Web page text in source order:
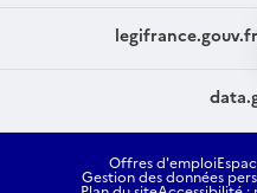
legifrance.gouv.fr
Offres d'emploi
Gestion des données